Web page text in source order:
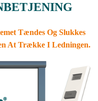
Tændes Og Slukkes
At Trække I Ledningen.